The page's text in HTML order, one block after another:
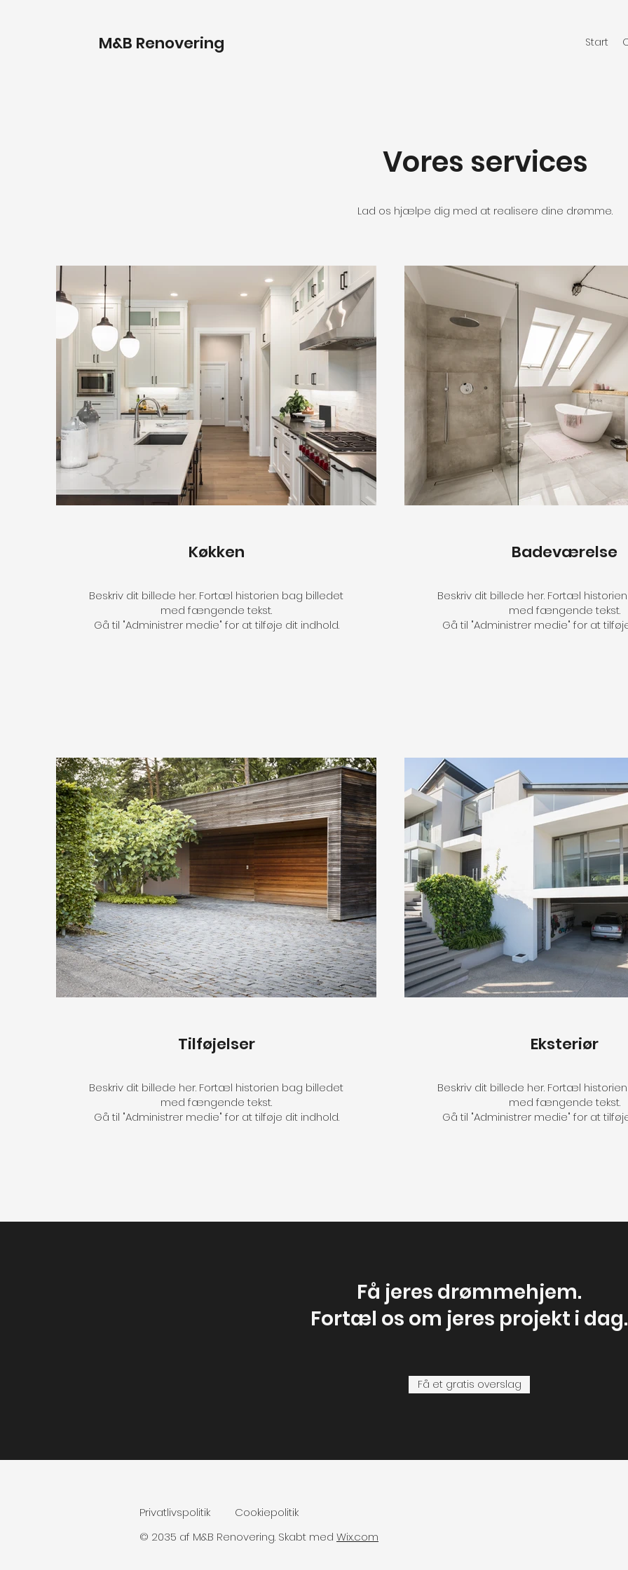
M&B Renovering Start
Vores services
Lad os hjælpe dig med at realisere dine drømme.
Køkken
Beskriv dit billede her. Fortæl historien bag billedet
med fængende tekst.
Gå til "Administrer medie" for at tilføje dit indhold.
Badeværelse
Beskriv dit billede her. Fortæl
med fængende tekst.
Gå til "Administrer medie" for at
Tilføjelser
Beskriv dit billede her. Fortæl historien bag billedet
med fængende tekst.
Gå til "Administrer medie" for at tilføje dit indhold.
Eksteriør
Beskriv dit billede her. Fortæl
med fængende tekst.
Gå til "Administrer medie" for at
​Få jeres drømmehjem.
Fortæl os om jeres projekt i dag.
Få et gratis overslag
Privatlivspolitik
Cookiepolitik
© 2035 af M&B Renovering. Skabt med Wix.com